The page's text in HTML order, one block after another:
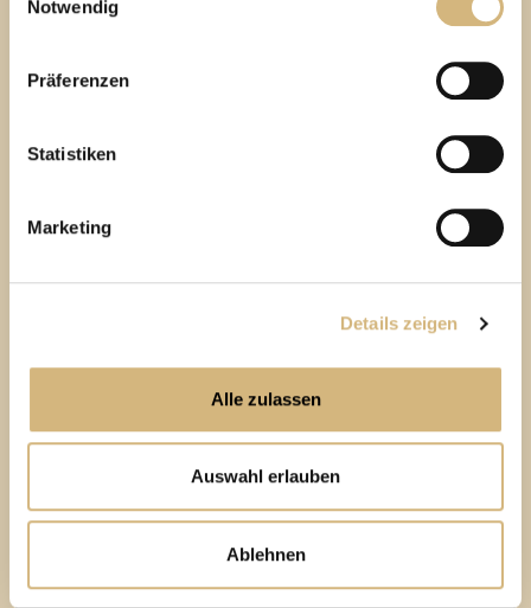
und im
mehr darüber, wer wir sind, wie Sie uns
kontaktieren können und wie wir personenbezogene
Notwendig
Präferenzen
Statistiken
Marketing
Details zeigen
Alle zulassen
Auswahl erlauben
Ablehnen
Über 40 Jahre Hautanalyse-Erfahrung!
Die jahrzehntelange Praxis hat gezeigt: Es gibt viel mehr
Hauttypen als nur „trocken“, „fettig“ und „Mischhaut“.
Das Problem: Je länger eine Haut nicht typgerecht
behandelt wird, desto weiter verstärken sich negative
2.
Eine perfekte Einheit: unsere Beauty-Profis
Du Dich noch wohler fühlst, in Deiner Haut!